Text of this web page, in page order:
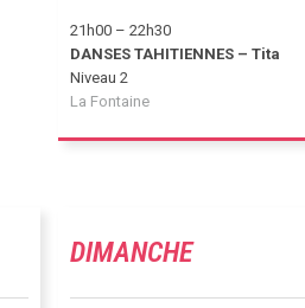
21h00 – 22h30
DANSES TAHITIENNES – Tita
Niveau 2
La Fontaine
DIMANCHE